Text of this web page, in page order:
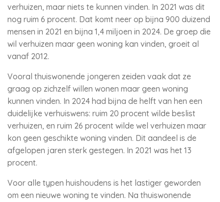
verhuizen, maar niets te kunnen vinden. In 2021 was dit
nog ruim 6 procent. Dat komt neer op bijna 900 duizend
mensen in 2021 en bijna 1,4 miljoen in 2024. De groep die
wil verhuizen maar geen woning kan vinden, groeit al
vanaf 2012.
Vooral thuiswonende jongeren zeiden vaak dat ze
graag op zichzelf willen wonen maar geen woning
kunnen vinden. In 2024 had bijna de helft van hen een
duidelijke verhuiswens: ruim 20 procent wilde beslist
verhuizen, en ruim 26 procent wilde wel verhuizen maar
kon geen geschikte woning vinden. Dit aandeel is de
afgelopen jaren sterk gestegen. In 2021 was het 13
procent.
Voor alle typen huishoudens is het lastiger geworden
om een nieuwe woning te vinden. Na thuiswonende